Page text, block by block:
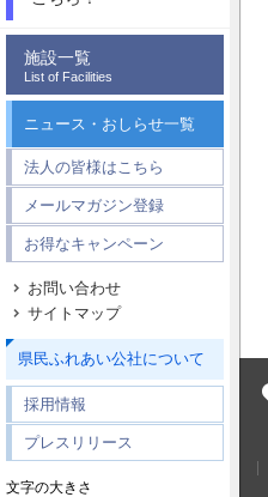
施設一覧
List of Facilities
ニュース・おしらせ一覧
法人の皆様はこちら
メールマガジン登録
お得なキャンペーン
お問い合わせ
サイトマップ
県民ふれあい公社について
採用情報
プレスリリース
文字の大きさ